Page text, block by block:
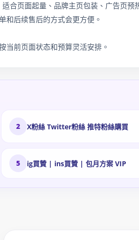
合页面起量、品牌主页包装、广告页
和后续售后的方式会更方便。
前页面状态和预算灵活安排。
2 X粉絲 Twitter粉絲 推特粉絲購買
5 ig買贊 | ins買贊 | 包月方案 VIP